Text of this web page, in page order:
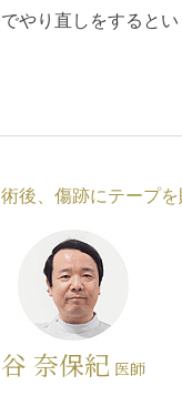
でやり直しをすると
術後、傷跡にテープ
谷 奈保紀 医師